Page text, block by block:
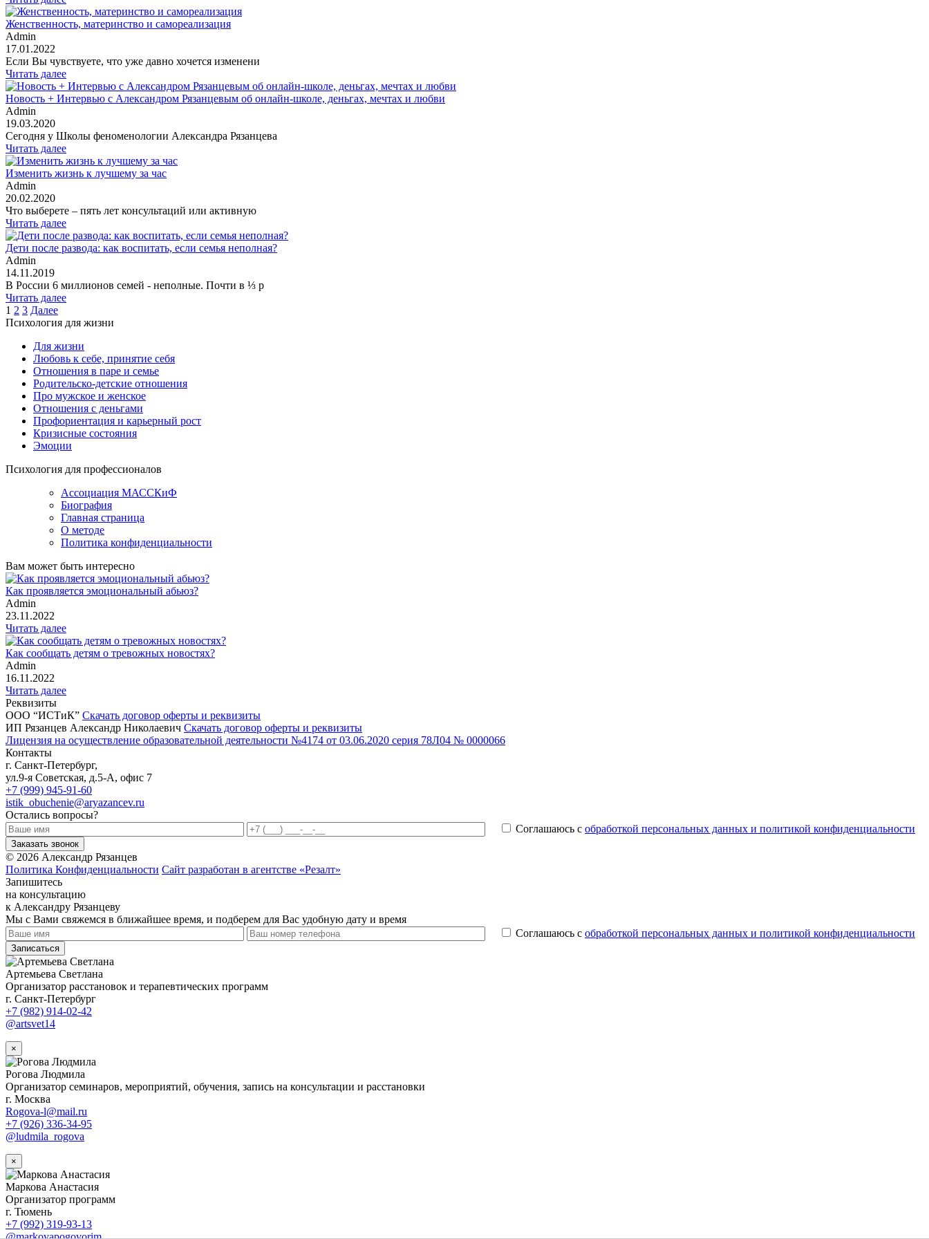
Женственность, материнство и самореализация
Admin
17.01.2022
Если Вы чувствуете, что уже давно хочется изменени
Читать далее
Новость + Интервью с Александром Рязанцевым об онлайн-школе, деньгах, мечтах и любви
Admin
19.03.2020
Сегодня у Школы феноменологии Александра Рязанцева
Читать далее
Изменить жизнь к лучшему за час
Admin
20.02.2020
Что выберете – пять лет консультаций или активную
Читать далее
Дети после развода: как воспитать, если семья неполная?
Admin
14.11.2019
В России 6 миллионов семей - неполные. Почти в ⅓ р
Читать далее
Пагинация
записей
1 2 3 Далее
Психология для жизни
Для жизни
Любовь к себе, принятие себя
Отношения в паре и семье
Родительско-детские отношения
Про мужское и женское
Отношения с деньгами
Профориентация и карьерный рост
Кризисные состояния
Эмоции
Психология для профессионалов
Ассоциация МАССКиФ
Биография
Главная страница
О методе
Политика конфиденциальности
Вам может быть интересно
Как проявляется эмоциональный абьюз?
Admin
23.11.2022
Читать далее
Как сообщать детям о тревожных новостях?
Admin
16.11.2022
Читать далее
Реквизиты
ООО “ИСТиК” Скачать договор оферты и реквизиты
ИП Рязанцев Александр Николаевич Скачать договор оферты и реквизиты
Лицензия на осуществление образовательной деятельности №4174 от 03.06.2020 серия 78Л04 № 0000066
Контакты
г. Санкт-Петербург,
ул.9-я Советская, д.5-А, офис 7
+7 (999) 945-91-60
istik_obuchenie@aryazancev.ru
Остались вопросы?
Соглашаюсь с обработкой персональных данных и политикой конфиденциальности
Заказать звонок
© 2026 Александр Рязанцев
Политика Конфиденциальности Сайт разработан в агентстве «Резалт»
Запишитесь
на консультацию
к Александру Рязанцеву
Мы с Вами свяжемся в ближайшее время, и подберем для Вас удобную дату и время
Соглашаюсь с обработкой персональных данных и политикой конфиденциальности
Записаться
Артемьева Светлана
Организатор расстановок и терапевтических программ
г. Санкт-Петербург
+7 (982) 914-02-42
@artsvet14
×
Рогова Людмила
Организатор семинаров, мероприятий, обучения, запись на консультации и расстановки
г. Москва
Rogova-l@mail.ru
+7 (926) 336-34-95
@ludmila_rogova
×
Маркова Анастасия
Организатор программ
г. Тюмень
+7 (992) 319-93-13
@markovapogovorim